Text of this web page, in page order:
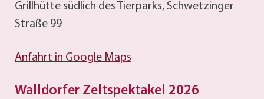
Grillhütte südlich des Tierparks, Schwetzinger
Straße 99
Anfahrt in Google Maps
Walldorfer Zeltspektakel 2026